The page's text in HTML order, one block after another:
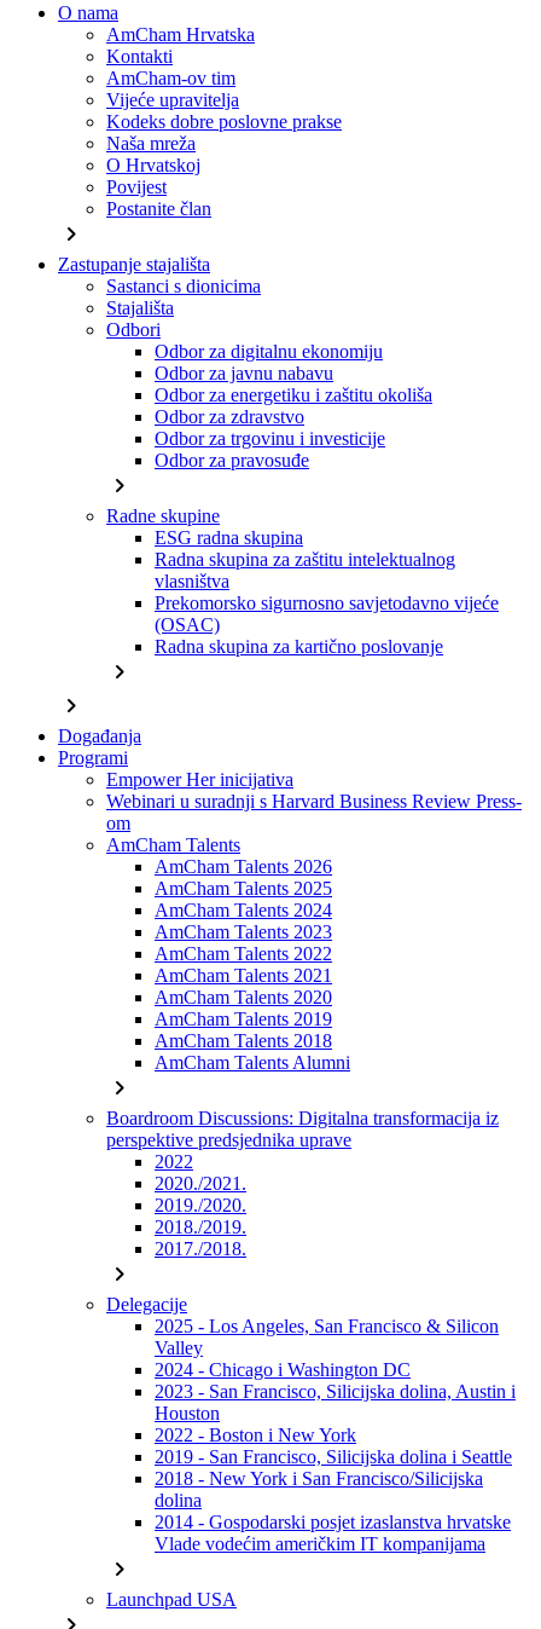
O nama
AmCham Hrvatska
Kontakti
AmCham-ov tim
Vijeće upravitelja
Kodeks dobre poslovne prakse
Naša mreža
O Hrvatskoj
Povijest
Postanite član
chevron_right
Zastupanje stajališta
Sastanci s dionicima
Stajališta
Odbori
Odbor za digitalnu ekonomiju
Odbor za javnu nabavu
Odbor za energetiku i zaštitu okoliša
Odbor za zdravstvo
Odbor za trgovinu i investicije
Odbor za pravosuđe
chevron_right
Radne skupine
ESG radna skupina
Radna skupina za zaštitu intelektualnog
vlasništva
Prekomorsko sigurnosno savjetodavno vijeće
(OSAC)
Radna skupina za kartično poslovanje
chevron_right
chevron_right
Događanja
Programi
Empower Her inicijativa
Webinari u suradnji s Harvard Business Review Press-
om
AmCham Talents
AmCham Talents 2026
AmCham Talents 2025
AmCham Talents 2024
AmCham Talents 2023
AmCham Talents 2022
AmCham Talents 2021
AmCham Talents 2020
AmCham Talents 2019
AmCham Talents 2018
AmCham Talents Alumni
chevron_right
Boardroom Discussions: Digitalna transformacija iz
perspektive predsjednika uprave
2022
2020./2021.
2019./2020.
2018./2019.
2017./2018.
chevron_right
Delegacije
2025 - Los Angeles, San Francisco & Silicon
Valley
2024 - Chicago i Washington DC
2023 - San Francisco, Silicijska dolina, Austin i
Houston
2022 - Boston i New York
2019 - San Francisco, Silicijska dolina i Seattle
2018 - New York i San Francisco/Silicijska
dolina
2014 - Gospodarski posjet izaslanstva hrvatske
Vlade vodećim američkim IT kompanijama
chevron_right
Launchpad USA